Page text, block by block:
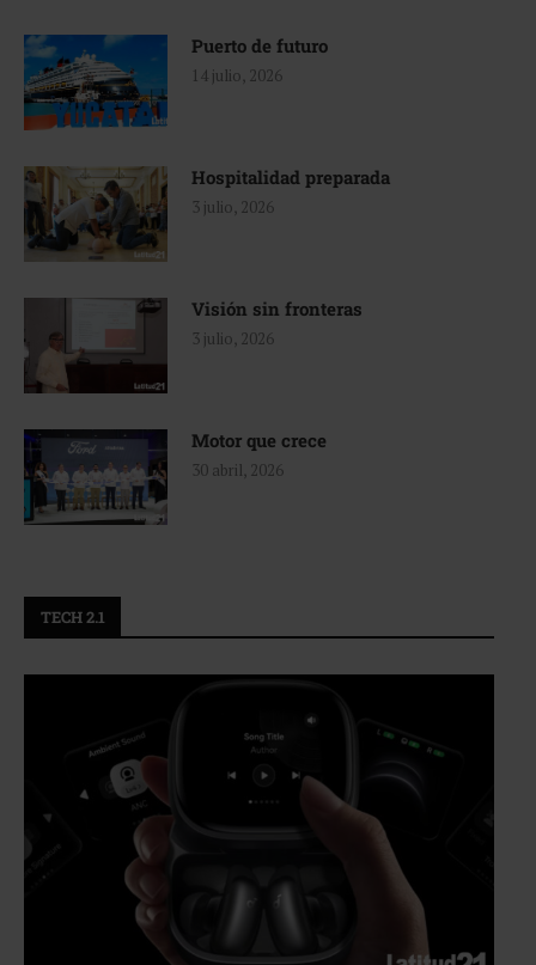
Puerto de futuro
14 julio, 2026
Hospitalidad preparada
3 julio, 2026
Visión sin fronteras
3 julio, 2026
Motor que crece
30 abril, 2026
TECH 2.1